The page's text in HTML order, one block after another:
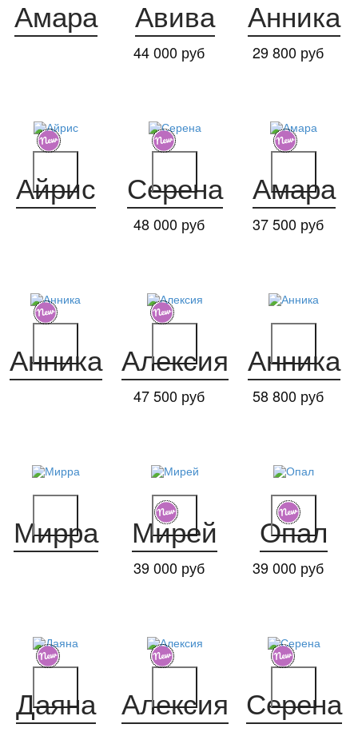
Амара
44 000 руб
Авива
29 800 руб
Анника
Айрис
48 000 руб
Серена
37 500 руб
Амара
Анника
47 500 руб
Алексия
58 800 руб
Анника
Мирра
39 000 руб
Мирей
39 000 руб
Опал
Даяна Алексия Серена